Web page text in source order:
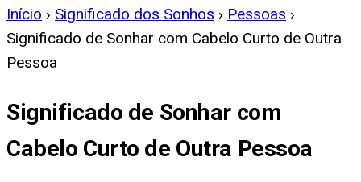
Início › Significado dos Sonhos › Pessoas ›
Significado de Sonhar com Cabelo Curto de Outra
Pessoa
Significado de Sonhar com
Cabelo Curto de Outra Pessoa